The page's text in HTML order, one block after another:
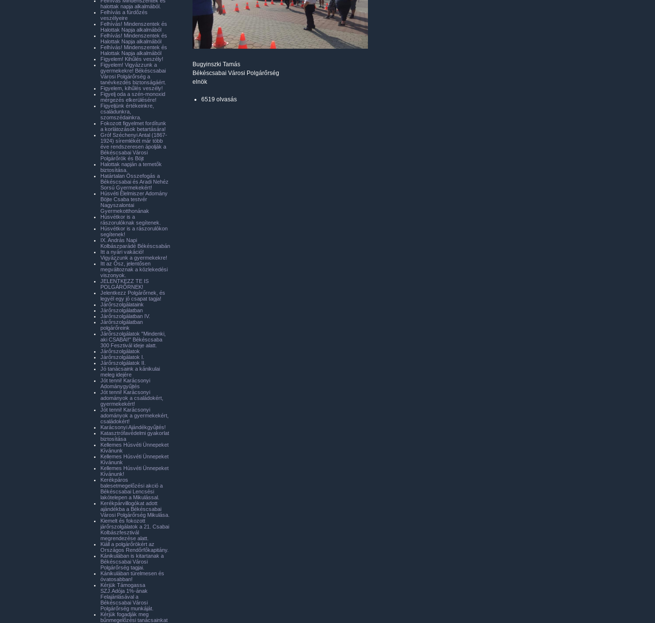
Bugyinszki Tamás
Békéscsabai Városi Polgárőrség
elnök
6519 olvasás
halottak napja alkalmából.
Felhívás a fürdőzés
veszélyeire
Felhívás! Mindenszentek és
Halottak Napja alkalmából
Felhívás! Mindenszentek és
Halottak Napja alkalmából
Felhívás! Mindenszentek és
Halottak Napja alkalmából
Figyelem! Kihűlés veszély!
Figyelem! Vigyázzunk a
gyermekekre! Békéscsabai
Városi Polgárőrség a
tanévkezdés biztonságáért.
Figyelem, kihűlés veszély!
Figyelj oda a szén-monoxid
mérgezés elkerülésére!
Figyeljünk értékeinkre,
családunkra,
szomszédainkra.
Fokozott figyelmet fordítunk
a korlátozások betartására!
Gróf Széchenyi Antal (1867-
1924) síremlékét már több
éve rendszeresen ápolják a
Békéscsabai Városi
Polgárőrök és Böjt
Halottak napján a temetők
biztosítása.
Határtalan Összefogás a
Békéscsabai és Aradi Nehéz
Sorsú Gyermekekért!
Húsvéti Élelmiszer Adomány
Böjte Csaba testvér
Nagyszalontai
Gyermekotthonának
Húsvétkor is a
rászorulóknak segítenek.
Húsvétkor is a rászorulókon
segítenek!
IX. András Napi
Kolbászparádé Békéscsabán
Itt a nyári vakáció!
Vigyázzunk a gyermekekre!
Itt az Ősz, jelentősen
megváltoznak a közlekedési
viszonyok.
JELENTKEZZ TE IS
POLGÁRŐRNEK!
Jelentkezz Polgárőrnek, és
legyél egy jó csapat tagja!
Járőrszolgálataink
Járőrszolgálatban
Járőrszolgálatban IV.
Járőrszolgálatban
polgárőreink
Járőrszolgálatok "Mindenki,
aki CSABAI!" Békéscsaba
300 Fesztivál ideje alatt.
Járőrszolgálatok
Járőrszolgálatok I.
Járőrszolgálatok II.
Jó tanácsaink a kánikulai
meleg idejére
Jót tenni! Karácsonyi
Adománygyűjtés
Jót tenni! Karácsonyi
adományok a családokért,
gyermekekért!
Jót tenni! Karácsonyi
adományok a gyermekekért,
családokért!
Karácsonyi Ajándékgyűjtés!
Katasztrófavédelmi gyakorlat
biztosítása
Kellemes Húsvéti Ünnepeket
Kívánunk
Kellemes Húsvéti Ünnepeket
Kívánunk
Kellemes Húsvéti Ünnepeket
Kívánunk!
Kerékpáros
balesetmegelőzési akció a
Békéscsabai Lencsési
lakótelepen a Mikulással.
Kerékpárvillogókat adott
ajándékba a Békéscsabai
Városi Polgárőrség Mikulása.
Kiemelt és fokozott
járőrszolgálatok a 21. Csabai
Kolbászfesztivál
megrendezése alatt.
Kiáll a polgárőrökért az
Országos Rendőrfőkapitány.
Kánikulában is kitartanak a
Békéscsabai Városi
Polgárőrség tagjai.
Kánikulában türelmesen és
óvatosabban!
Kérjük Támogassa
SZJ.Adója 1%-ának
Felajánlásával a
Békéscsabai Városi
Polgárőrség munkáját.
Kérjük fogadják meg
bűnmegelőzési tanácsainkat